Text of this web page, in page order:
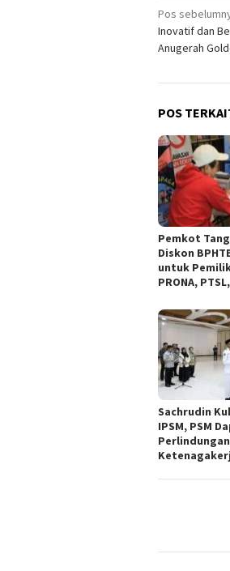
pos
Pos
Inovatif dan
Anugerah
POS
Pemkot
Diskon
untuk
PRONA,
Sachrudin
IPSM, PSM
Perlindungan